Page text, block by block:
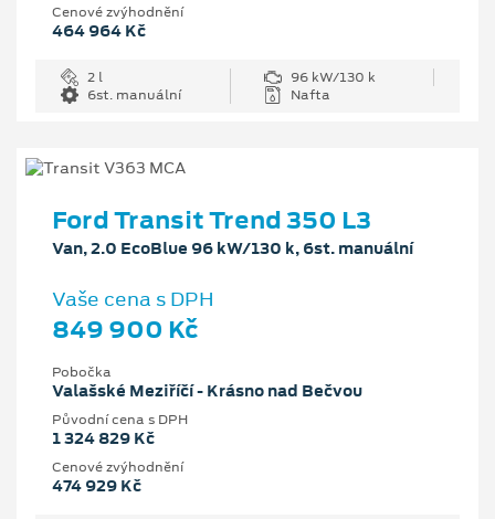
Cenové zvýhodnění
464 964 Kč
2 l
96 kW/130 k
6st. manuální
Nafta
Ford Transit Trend 350 L3
Van, 2.0 EcoBlue 96 kW/130 k, 6st. manuální
Vaše cena s DPH
849 900 Kč
Pobočka
Valašské Meziříčí - Krásno nad Bečvou
Původní cena s DPH
1 324 829 Kč
Cenové zvýhodnění
474 929 Kč